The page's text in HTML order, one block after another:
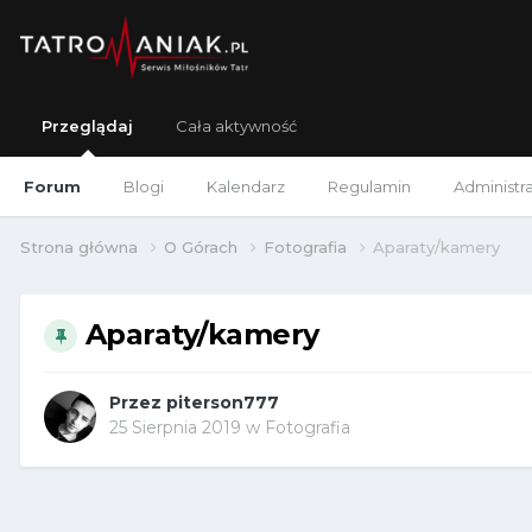
Przeglądaj
Forum Blogi Kalendarz Regulamin
Cała aktywność
Strona główna O Górach Fotografia Aparaty/kamery
Aparaty/kamery
Przez piterson777
25 Sierpnia 2019 w Fotografia